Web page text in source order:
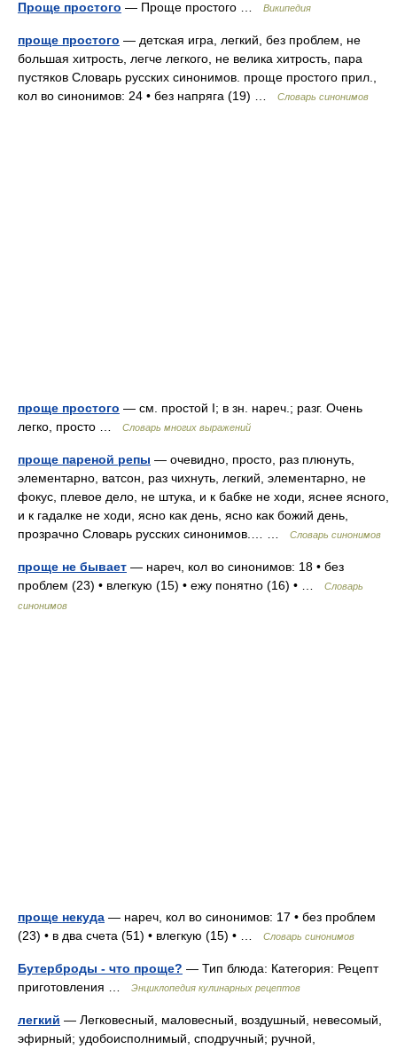
Проще простого — Проще простого … Википедия
проще простого — детская игра, легкий, без проблем, не
большая хитрость, легче легкого, не велика хитрость, пара
пустяков Словарь русских синонимов. проще простого прил.,
кол во синонимов: 24 • без напряга (19) …
Словарь синонимов
проще простого — см. простой I; в зн. нареч.; разг. Очень
легко, просто …
Словарь многих выражений
проще пареной репы — очевидно, просто, раз плюнуть,
элементарно, ватсон, раз чихнуть, легкий, элементарно, не
фокус, плевое дело, не штука, и к бабке не ходи, яснее ясного,
и к гадалке не ходи, ясно как день, ясно как божий день,
прозрачно Словарь русских синонимов.… …
Словарь синонимов
проще не бывает — нареч, кол во синонимов: 18 • без
проблем (23) • влегкую (15) • ежу понятно (16) • …
Словарь
синонимов
проще некуда — нареч, кол во синонимов: 17 • без проблем
(23) • в два счета (51) • влегкую (15) • …
Словарь синонимов
Бутерброды - что проще? — Тип блюда: Категория: Рецепт
приготовления …
Энциклопедия кулинарных рецептов
легкий — Легковесный, маловесный, воздушный, невесомый,
эфирный; удобоисполнимый, сподручный; ручной,